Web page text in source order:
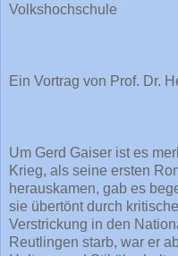
Volkshochschule
Ein Vortrag von Prof. Dr.
Um Gerd Gaiser ist es
Krieg, als seine ersten
herauskamen, gab es
sie übertönt durch
Verstrickung in den
Reutlingen starb, war er